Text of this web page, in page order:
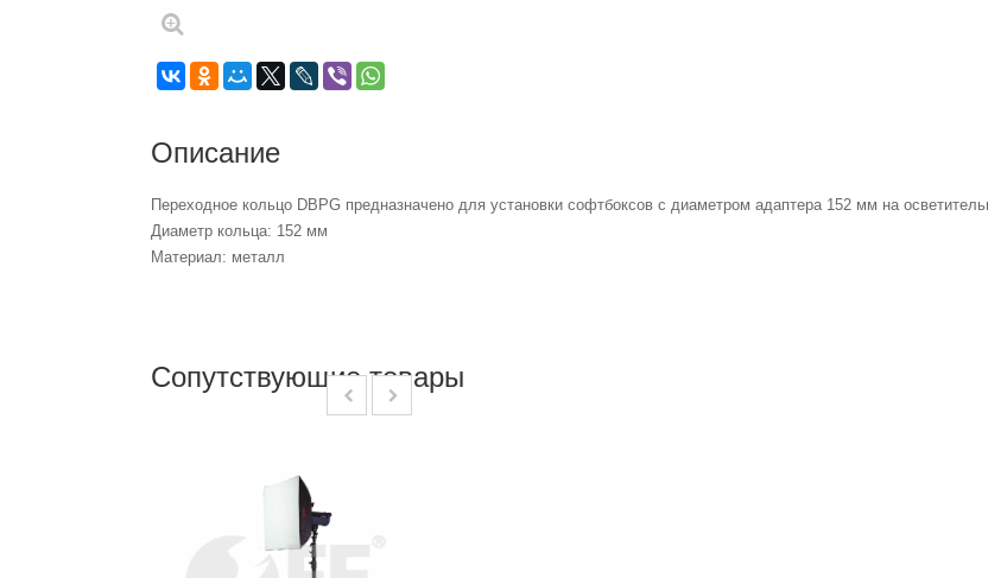
Описание
Переходное кольцо DBPG предназначено для установки софтбоксов с диаметром адаптера 152 мм на
Диаметр кольца: 152 мм
Материал: металл
Сопутствующие товары